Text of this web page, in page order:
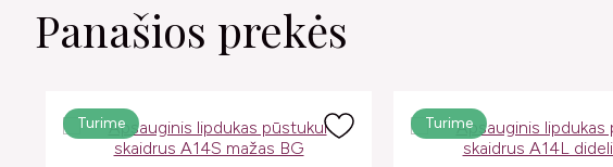
Panašios prekės
Turime Turime